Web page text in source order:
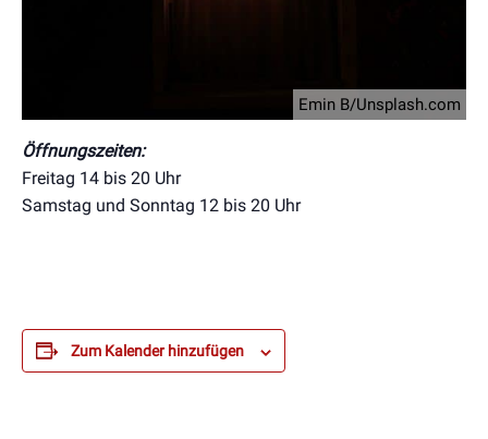
Emin B/Unsplash.com
Öffnungszeiten:
Freitag 14 bis 20 Uhr
Samstag und Sonntag 12 bis 20 Uhr
Zum Kalender hinzufügen